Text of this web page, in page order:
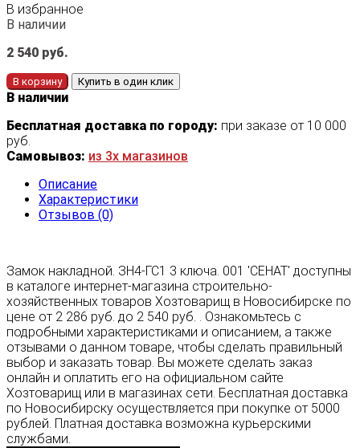
В избранное
В наличии
2 540 руб.
В корзину Купить в один клик
В наличии
Бесплатная доставка по городу: при заказе от 10 000
руб.
Самовывоз: из 3х магазинов
Описание
Характеристики
Отзывов (0)
Замок накладной. ЗН4-ГС1 3 ключа. 001 'СЕНАТ' доступны
в каталоге интернет-магазина строительно-
хозяйственных товаров Хозтоварищ в Новосибирске по
цене от 2 286 руб. до 2 540 руб. . Ознакомьтесь с
подробными характеристиками и описанием, а также
отзывами о данном товаре, чтобы сделать правильный
выбор и заказать товар. Вы можете сделать заказ
онлайн и оплатить его на официальном сайте
Хозтоварищ или в магазинах сети. Бесплатная доставка
по Новосибирску осуществляется при покупке от 5000
рублей. Платная доставка возможна курьерскими
службами.